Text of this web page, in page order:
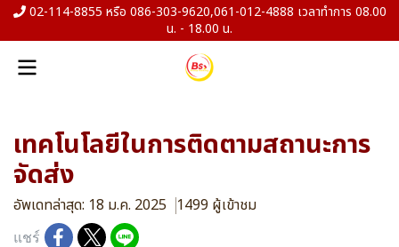
02-114-8855 หรือ 086-303-9620,061-012-4888 เวลาทำการ 08.00
น. - 18.00 น.
เทคโนโลยีในการติดตามสถานะการ
จัดส่ง
อัพเดทล่าสุด: 18 ม.ค. 2025 1499 ผู้เข้าชม
แชร์